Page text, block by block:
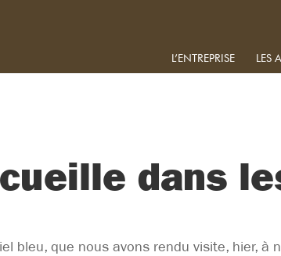
L’ENTREPRISE LES
dans
bleu, que nous avons rendu visite, hier, à